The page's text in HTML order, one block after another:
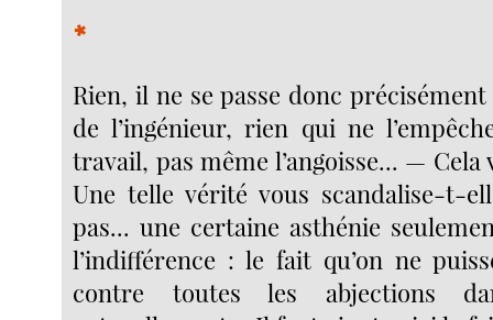
*
Rien, il ne se passe donc
de l’ingénieur, rien qui ne
travail, pas même l’angoisse... —
Une telle vérité vous scandalise-t-
pas... une certaine asthénie
l’indifférence : le fait qu’on ne
contre toutes les abjections